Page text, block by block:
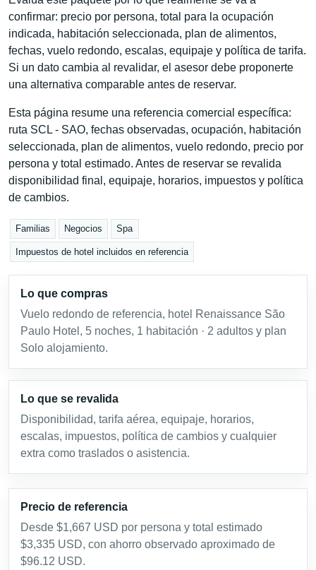
confirmar: precio por persona, total para la ocupación
indicada, habitación seleccionada, plan de alimentos,
fechas, vuelo redondo, escalas, equipaje y política de tarifa.
Si un dato cambia al revalidar, el asesor debe proponerte
una alternativa comparable antes de reservar.
Esta página resume una referencia comercial específica:
ruta SCL - SAO, fechas observadas, ocupación, habitación
seleccionada, plan de alimentos, vuelo redondo, precio por
persona y total estimado. Antes de reservar se revalida
disponibilidad final, equipaje, horarios, impuestos y política
de cambios.
Familias Negocios Spa
Impuestos de hotel incluidos en referencia
Lo que compras
Vuelo redondo de referencia, hotel Renaissance São
Paulo Hotel, 5 noches, 1 habitación · 2 adultos y plan
Solo alojamiento.
Lo que se revalida
Disponibilidad, tarifa aérea, equipaje, horarios,
escalas, impuestos, política de cambios y cualquier
extra como traslados o asistencia.
Precio de referencia
Desde $1,667 USD por persona y total estimado
$3,335 USD, con ahorro observado aproximado de
$96.12 USD.